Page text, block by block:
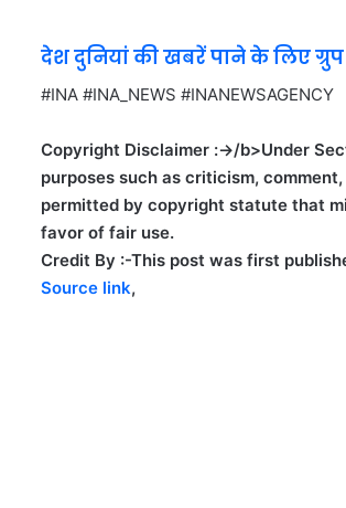
देश दुनियां की खबरें पाने के लिए
#INA #INA_NEWS #INANEWSAGENCY
Copyright Disclaimer :->/b>Under
purposes such as criticism,
permitted by copyright statute that
favor of fair use.
Credit By :-This post was first
Source link,